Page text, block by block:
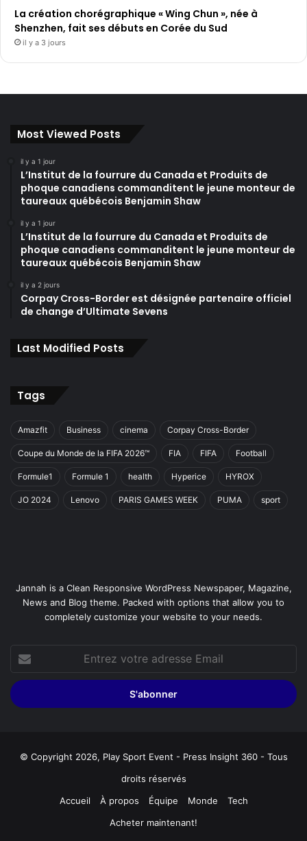
La création chorégraphique « Wing Chun », née à
Shenzhen, fait ses débuts en Corée du Sud
il y a 3 jours
Most Viewed Posts
il y a 1 jour
L’Institut de la fourrure du Canada et Produits de
phoque canadiens commanditent le jeune monteur de
taureaux québécois Benjamin Shaw
il y a 1 jour
L’Institut de la fourrure du Canada et Produits de
phoque canadiens commanditent le jeune monteur de
taureaux québécois Benjamin Shaw
il y a 2 jours
Corpay Cross-Border est désignée partenaire officiel
de change d’Ultimate Sevens
Last Modified Posts
Tags
Amazfit Business cinema Corpay Cross-Border
Coupe du Monde de la FIFA 2026™ FIA FIFA Football
Formule1 Formule 1 health Hyperice HYROX
JO 2024 Lenovo PARIS GAMES WEEK PUMA sport
Jannah is a Clean Responsive WordPress Newspaper, Magazine,
News and Blog theme. Packed with options that allow you to
completely customize your website to your needs.
votre
adresse
Email
© Copyright 2026, Play Sport Event - Press Insight 360 - Tous
droits réservés
Accueil
À propos Équipe Monde
Tech
Acheter maintenant!